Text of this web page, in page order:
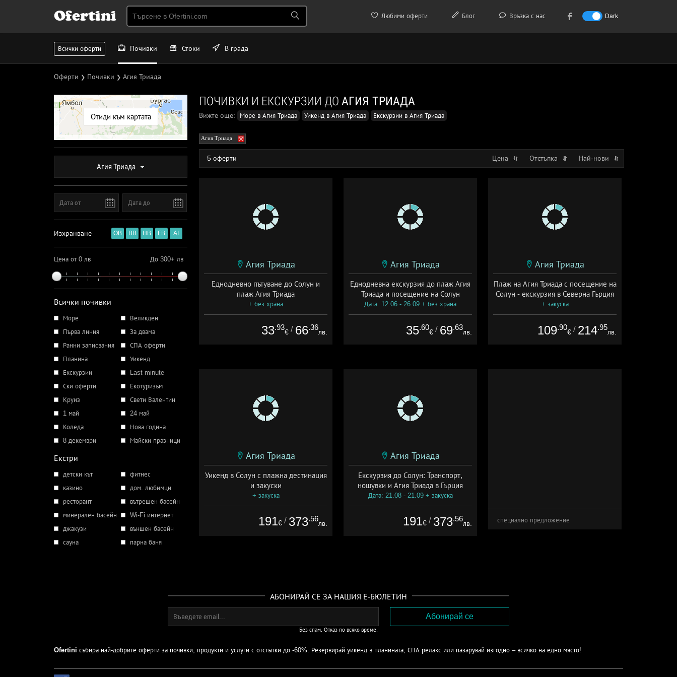
Любими оферти Блог Връзка с нас Dark
Ofertini
Всички оферти Почивки Стоки В града
Оферти ❯ Почивки ❯ Агия Триада
Отиди към картата
Агия Триада
Изхранване OB BB HB FB AI
Цена от 0 лв До 300+ лв
Всички почивки
Море
Великден
Първа линия
За двама
Ранни записвания
СПА оферти
Планина
Уикенд
Екскурзии
Last minute
Ски оферти
Екотуризъм
Круиз
Свети Валентин
1 май
24 май
Коледа
Нова година
8 декември
Майски празници
Екстри
детски кът
фитнес
казино
дом. любимци
ресторант
вътрешен басейн
минерален басейн
Wi-Fi интернет
джакузи
външен басейн
сауна
парна баня
ПОЧИВКИ И ЕКСКУРЗИИ ДО АГИЯ ТРИАДА
Вижте още: Море в Агия Триада Уикенд в Агия Триада Екскурзии в Агия Триада
Агия Триада
5 оферти Цена Отстъпка Най-нови
Агия Триада
Еднодневно пътуване до Солун и
плаж Агия Триада
+ без храна
33.93
€ / 66.36
лв.
Агия Триада
Еднодневна екскурзия до плаж Агия
Триада и посещение на Солун
Дата: 12.06 - 26.09 + без храна
35.60
€ / 69.63
лв.
Агия Триада
Плаж на Агия Триада с посещение на
Солун - екскурзия в Северна Гърция
+ закуска
109.90
€ / 214.95
лв.
Агия Триада
Уикенд в Солун с плажна дестинация
и закуски
+ закуска
191€ / 373.56
лв.
Агия Триада
Екскурзия до Солун: Транспорт,
нощувки и Агия Триада в Гърция
Дата: 21.08 - 21.09 + закуска
191€ / 373.56
лв. специално предложение
АБОНИРАЙ СЕ ЗА НАШИЯ Е-БЮЛЕТИН
Без спам. Отказ по всяко време.
Ofertini събира най-добрите оферти за почивки, продукти и услуги с отстъпки до -60%. Резервирай уикенд в планината, СПА релакс или пазарувай изгодно – всичко на едно място!